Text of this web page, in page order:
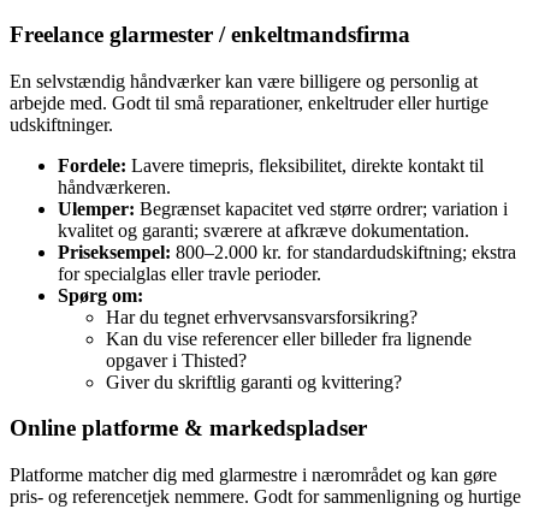
Freelance glarmester / enkeltmandsfirma
En selvstændig håndværker kan være billigere og personlig at
arbejde med. Godt til små reparationer, enkeltruder eller hurtige
udskiftninger.
Fordele: Lavere timepris, fleksibilitet, direkte kontakt til
håndværkeren.
Ulemper: Begrænset kapacitet ved større ordrer; variation i
kvalitet og garanti; sværere at afkræve dokumentation.
Priseksempel: 800–2.000 kr. for standardudskiftning; ekstra
for specialglas eller travle perioder.
Spørg om:
Har du tegnet erhvervsansvarsforsikring?
Kan du vise referencer eller billeder fra lignende
opgaver i Thisted?
Giver du skriftlig garanti og kvittering?
Online platforme & markedspladser
Platforme matcher dig med glarmestre i nærområdet og kan gøre
pris- og referencetjek nemmere. Godt for sammenligning og hurtige